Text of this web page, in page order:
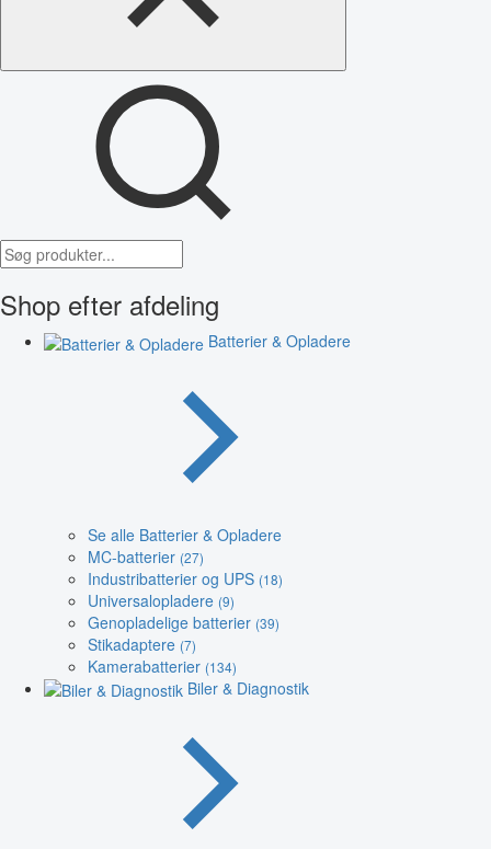
Shop efter afdeling
Batterier & Opladere
Se alle Batterier & Opladere
MC-batterier (27)
Industribatterier og UPS (18)
Universalopladere (9)
Genopladelige batterier (39)
Stikadaptere (7)
Kamerabatterier (134)
Biler & Diagnostik